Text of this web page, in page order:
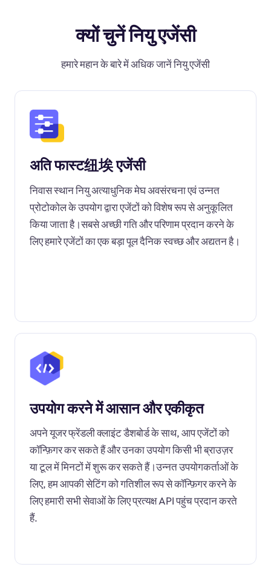
क्यों चुनें नियु एजेंसी
हमारे महान के बारे में अधिक जानें नियु एजेंसी
अति फास्ट纽埃 एजेंसी
निवास स्थान नियु अत्याधुनिक मेघ अवसंरचना एवं उन्नत
प्रोटोकोल के उपयोग द्वारा एजेंटों को विशेष रूप से अनुकूलित
किया जाता है।सबसे अच्छी गति और परिणाम प्रदान करने के
लिए हमारे एजेंटों का एक बड़ा पूल दैनिक स्वच्छ और अद्यतन है।
उपयोग करने में आसान और एकीकृत
अपने यूजर फ्रेंडली क्लाइंट डैशबोर्ड के साथ, आप एजेंटों को
कॉन्फ़िगर कर सकते हैं और उनका उपयोग किसी भी ब्राउज़र
या टूल में मिनटों में शुरू कर सकते हैं।उन्नत उपयोगकर्ताओं के
लिए, हम आपकी सेटिंग को गतिशील रूप से कॉन्फ़िगर करने के
लिए हमारी सभी सेवाओं के लिए प्रत्यक्ष API पहुंच प्रदान करते
हैं.